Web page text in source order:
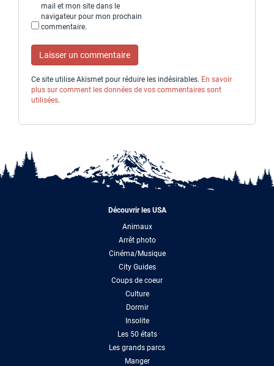
mail et mon site dans le
navigateur pour mon prochain
commentaire.
Ce site utilise Akismet pour réduire les indésirables. En savoir
plus sur comment les données de vos commentaires sont
utilisées.
Découvrir les USA
Animaux
Arrêt photo
Cinéma/Musique
City Guides
Coups de coeur
Culture
Dormir
Insolite
Les 50 états
Les grands parcs
Manger